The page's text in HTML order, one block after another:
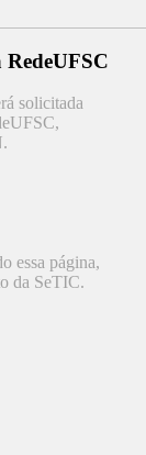
RedeUFSC
solicitada
essa página,
da SeTIC.